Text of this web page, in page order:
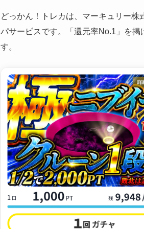
どっかん！トレカは、マーキュリー株
パサービスです。「還元率No.1」を
す。